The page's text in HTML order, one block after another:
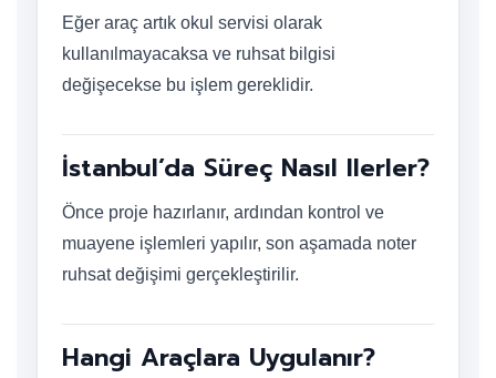
Eğer araç artık okul servisi olarak
kullanılmayacaksa ve ruhsat bilgisi
değişecekse bu işlem gereklidir.
İstanbul’da Süreç Nasıl Ilerler?
Önce proje hazırlanır, ardından kontrol ve
muayene işlemleri yapılır, son aşamada noter
ruhsat değişimi gerçekleştirilir.
Hangi Araçlara Uygulanır?